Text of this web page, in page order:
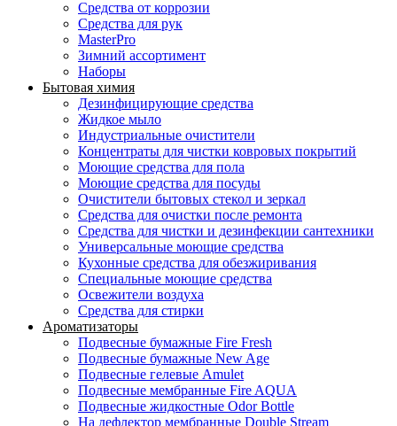
Средства от коррозии
Средства для рук
MasterPro
Зимний ассортимент
Наборы
Бытовая химия
Дезинфицирующие средства
Жидкое мыло
Индустриальные очистители
Концентраты для чистки ковровых покрытий
Моющие средства для пола
Моющие средства для посуды
Очистители бытовых стекол и зеркал
Средства для очистки после ремонта
Средства для чистки и дезинфекции сантехники
Универсальные моющие средства
Кухонные средства для обезжиривания
Специальные моющие средства
Освежители воздуха
Средства для стирки
Ароматизаторы
Подвесные бумажные Fire Fresh
Подвесные бумажные New Age
Подвесные гелевые Amulet
Подвесные мембранные Fire AQUA
Подвесные жидкостные Odor Bottle
На дефлектор мембранные Double Stream